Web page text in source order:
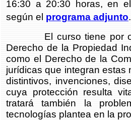
16:30 a 20:30 horas, en
según el programa adjunto.
El curso tiene por
Derecho de la Propiedad
como el Derecho de la
jurídicas que integran estas
distintivos, invenciones,
cuya protección resulta
tratará también la
tecnologías plantea en la